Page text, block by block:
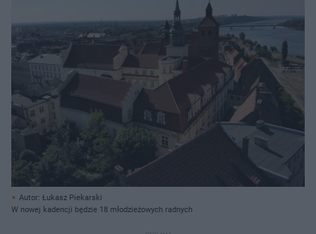
Autor: Łukasz Piekarski
W nowej kadencji będzie 18 młodzieżowych radnych